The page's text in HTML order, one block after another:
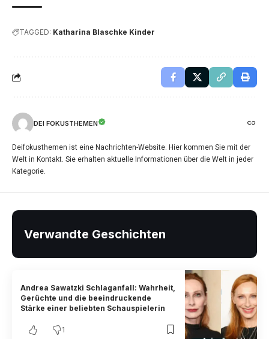
TAGGED: Katharina Blaschke Kinder
DEI FOKUSTHEMEN
Deifokusthemen ist eine Nachrichten-Website. Hier kommen Sie mit der
Welt in Kontakt. Sie erhalten aktuelle Informationen über die Welt in jeder
Kategorie.
Verwandte Geschichten
Andrea Sawatzki Schlaganfall: Wahrheit,
Gerüchte und die beeindruckende
Stärke einer beliebten Schauspielerin
1